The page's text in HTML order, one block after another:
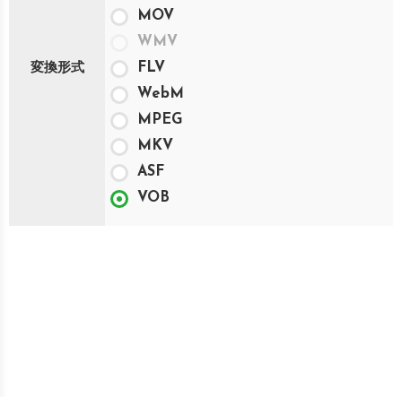
変換形式
MOV
WMV
FLV
WebM
MPEG
MKV
ASF
VOB